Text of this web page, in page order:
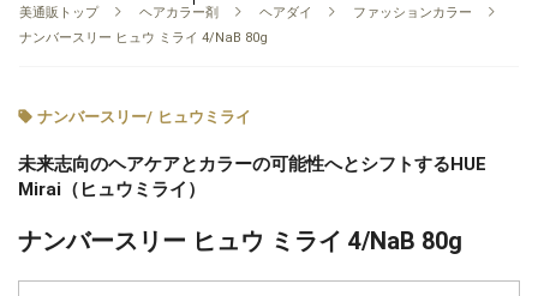
美通販トップ ヘアカラー剤 ヘアダイ
ファッションカラー
ナンバースリー ヒュウ ミライ 4/NaB 80g
ナンバースリー/ ヒュウミライ
未来志向のヘアケアとカラーの可能性へとシフトするHUE
Mirai（ヒュウミライ）
ナンバースリー ヒュウ ミライ 4/NaB 80g